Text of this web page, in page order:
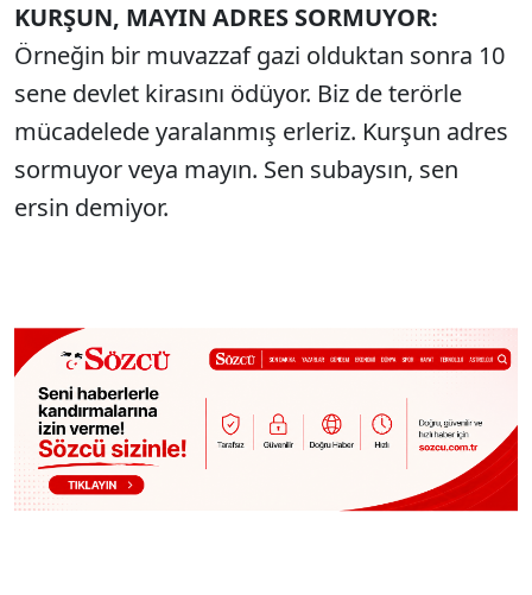
KURŞUN, MAYIN ADRES SORMUYOR:
Örneğin bir muvazzaf gazi olduktan sonra 10
sene devlet kirasını ödüyor. Biz de terörle
mücadelede yaralanmış erleriz. Kurşun adres
sormuyor veya mayın. Sen subaysın, sen
ersin demiyor.